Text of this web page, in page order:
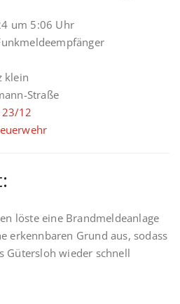
um 5:06 Uhr
klein
Straße
23/12
löste eine Brandmeldeanlage
erkennbaren Grund aus, sodass
Gütersloh wieder schnell